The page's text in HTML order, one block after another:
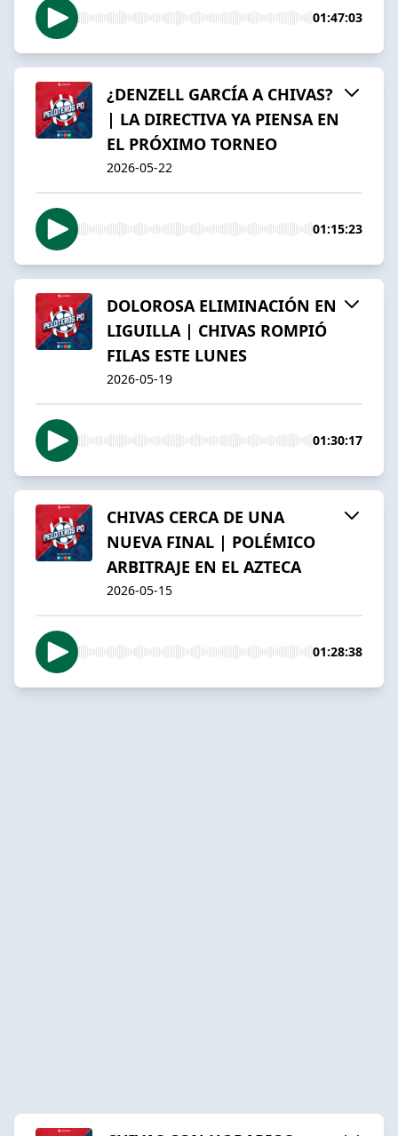
01:47:03
¿DENZELL GARCÍA A CHIVAS?
| LA DIRECTIVA YA PIENSA EN
EL PRÓXIMO TORNEO
2026-05-22
01:15:23
DOLOROSA ELIMINACIÓN EN
LIGUILLA | CHIVAS ROMPIÓ
FILAS ESTE LUNES
2026-05-19
01:30:17
CHIVAS CERCA DE UNA
NUEVA FINAL | POLÉMICO
ARBITRAJE EN EL AZTECA
2026-05-15
01:28:38